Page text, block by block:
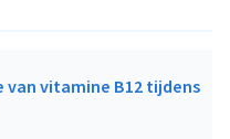
vitamine B12 tijdens